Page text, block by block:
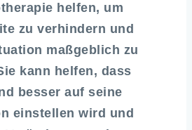
helfen, um
zu verhindern und
maßgeblich zu
kann helfen, dass
besser auf seine
einstellen wird und